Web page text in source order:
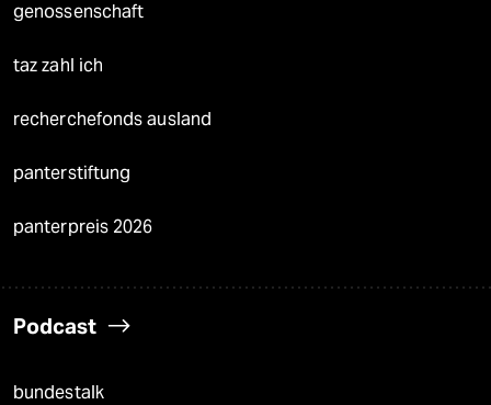
genossenschaft
taz zahl ich
recherchefonds ausland
panterstiftung
panterpreis 2026
Podcast
bundestalk